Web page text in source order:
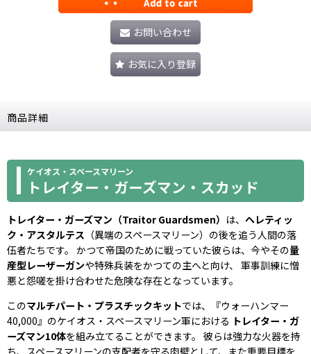
お問い合わせ
お気に入り登録
商品詳細
ケイオス・スペースマリーン
トレイター・ガーズマン・スカッド
トレイター・ガーズマン（Traitor Guardsmen） は、 ヘレティッ
ク・アスタルテス （異端のスペースマリーン）の後を追う人間の落
伍者たちです。 かつて帝国のために戦っていた彼らは、今やその量
産型レーザーガンや特殊兵装をかつての主へと向け、 軍事訓練に憎
悪と怨嗟を掛け合わせた危険な存在となっています。
このマルチパート・プラスチックキットでは、『ウォーハンマー
40,000』のケイオス・スペースマリーン軍における トレイター・ガ
ーズマン10体を組み立てることができます。 彼らは強力な火器を持
ち、スペースマリーンの支配者を守る肉壁として、また重要目標を